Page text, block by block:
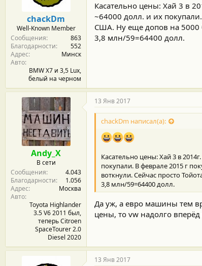
chackDm
Well-Known Member
Сообщения
863
Благодарности
552
Адрес
Минск
Авто
BMW X7 и 3,5 Lux,
белый на черном
Касательно цены: Хай 3 в
~64000 долл. и их
США. Ну еще допов на 5000
3,8 млн/59=64400 долл.
Andy_X
В сети
Сообщения
4.043
Благодарности
1.056
Адрес
Москва
Авто
Toyota Highlander
3.5 V6 2011 был,
теперь Citroen
SpaceTourer 2.0
Diesel 2020
13 Янв 2017
chackDm написал(а):
Касательно цены: Хай 3 в
покупали. В феврале 2015 г
воткнули. Сейчас просто
3,8 млн/59=64400 долл.
Да уж, а евро машины тем
цены, то vw надолго
13 Янв 2017